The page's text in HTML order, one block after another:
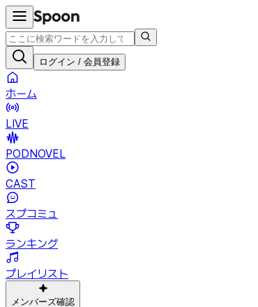
ログイン / 会員登録
ホーム
LIVE
PODNOVEL
CAST
スプコミュ
ランキング
プレイリスト
メンバーズ確認